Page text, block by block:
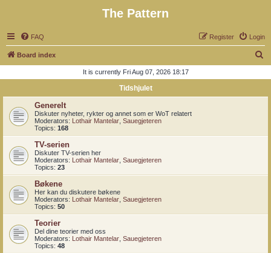
The Pattern
FAQ Login
Register
Board index
r
It is currently Fri Aug 07, 2026 18:17
Tidshjulet
Generelt
Diskuter nyheter, rykter og annet som er WoT relatert
Moderators: Lothair Mantelar Sauegjeteren
Topics: 168
TV-serien
Diskuter TV-serien her
Moderators: Lothair Mantelar Sauegjeteren
Topics: 23
Bøkene
Her kan du diskutere bøkene
Moderators: Lothair Mantelar Sauegjeteren
Topics: 50
Teorier
Del dine teorier med oss
Moderators: Lothair Mantelar Sauegjeteren
Topics: 48